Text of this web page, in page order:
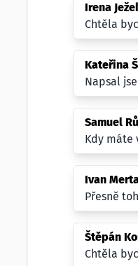
Irena
Chtěla
Kateřina
Napsal
Samuel
Kdy máte
Ivan
Přesně
Štěpán
Chtěla